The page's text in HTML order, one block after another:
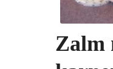
Zalm